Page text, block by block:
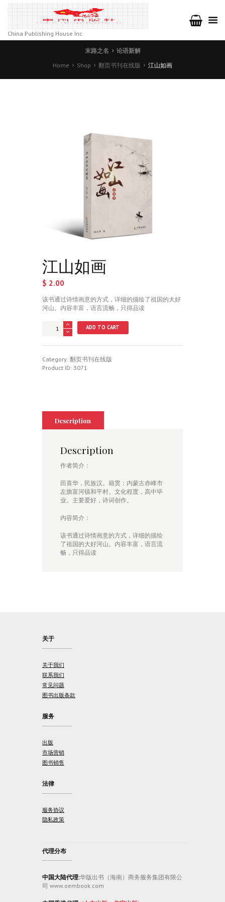
China Publishing House Inc
末路之名
论语新解
Home
Shop 翻页书刊在线版 江山如画
江山如画
$ 2.00
该书通过诗情画意的方式，详细的描绘了祖国的大好
河山。内容丰富，语言流畅，只得品读
quantity
ADD TO CART
Category: 翻页书刊在线版
Product ID: 3071
Description
Description
作者简介：
田喜华，民族汉。籍贯：内蒙古赤峰市
左旗富河镇和平村。文化程度，高中毕
业。主要爱好，诗词创作。
内容简介：
该书通过诗情画意的方式，详细的描绘
了祖国的大好河山。内容丰富，语言流
畅，只得品读
关于
关于我们
联系我们
常见问题
图书出版条款
服务
出版
市场营销
图书销售
法律
服务协议
隐私政策
代理分布
中国大陆代理:华版出书（海南）商务服务集团有限公
司 www.oembook.com